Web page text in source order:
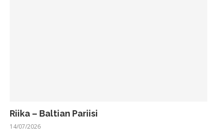
Riika – Baltian Pariisi
14/07/2026